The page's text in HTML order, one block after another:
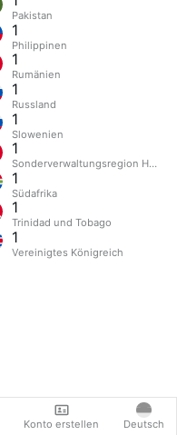
Konto erstellen Deutsch
Pakistan
1
Philippinen
1
Rumänien
1
Russland
1
Slowenien
1
Sonderverwaltungsregion
1
Südafrika
1
Trinidad und Tobago
1
Vereinigtes Königreich